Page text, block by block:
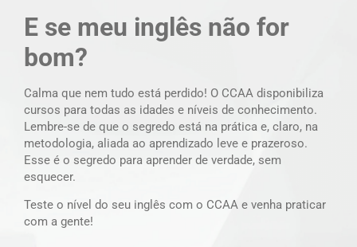
E se meu inglês não for
bom?
Calma que nem tudo está perdido! O CCAA disponibiliza
cursos para todas as idades e níveis de conhecimento.
Lembre-se de que o segredo está na prática e, claro, na
metodologia, aliada ao aprendizado leve e prazeroso.
Esse é o segredo para aprender de verdade, sem
esquecer.
Teste o nível do seu inglês com o CCAA e venha praticar
com a gente!